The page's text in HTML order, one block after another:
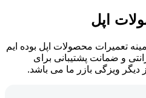
اپل
زمینه تعمیرات محصولات اپل بوده ایم
و ضمانت پشتیبانی برای
ویزگی بازر ما می باشد.